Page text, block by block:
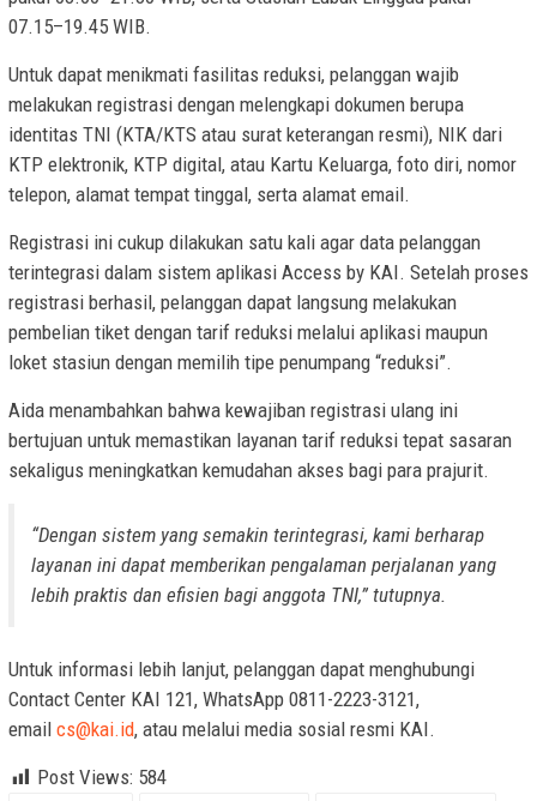
07.15–19.45 WIB.
Untuk dapat menikmati fasilitas reduksi, pelanggan wajib
melakukan registrasi dengan melengkapi dokumen berupa
identitas TNI (KTA/KTS atau surat keterangan resmi), NIK dari
KTP elektronik, KTP digital, atau Kartu Keluarga, foto diri, nomor
telepon, alamat tempat tinggal, serta alamat email.
Registrasi ini cukup dilakukan satu kali agar data pelanggan
terintegrasi dalam sistem aplikasi Access by KAI. Setelah proses
registrasi berhasil, pelanggan dapat langsung melakukan
pembelian tiket dengan tarif reduksi melalui aplikasi maupun
loket stasiun dengan memilih tipe penumpang “reduksi”.
Aida menambahkan bahwa kewajiban registrasi ulang ini
bertujuan untuk memastikan layanan tarif reduksi tepat sasaran
sekaligus meningkatkan kemudahan akses bagi para prajurit.
“Dengan sistem yang semakin terintegrasi, kami berharap
layanan ini dapat memberikan pengalaman perjalanan yang
lebih praktis dan efisien bagi anggota TNI,” tutupnya.
Untuk informasi lebih lanjut, pelanggan dapat menghubungi
Contact Center KAI 121, WhatsApp 0811-2223-3121,
email cs@kai.id, atau melalui media sosial resmi KAI.
Post Views: 584